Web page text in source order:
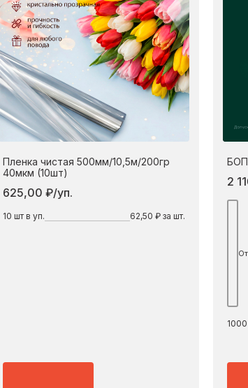
Пленка чистая 500мм/10,5м/200гр
40мкм (10шт)
625,00 ₽/уп.
10 шт в уп. 62,50 ₽ за шт.
2
1000